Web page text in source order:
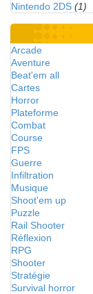
Nintendo 2DS (1)
Arcade
Aventure
Beat'em all
Cartes
Horror
Plateforme
Combat
Course
FPS
Guerre
Infiltration
Musique
Shoot'em up
Puzzle
Rail Shooter
Réflexion
RPG
Shooter
Stratégie
Survival horror